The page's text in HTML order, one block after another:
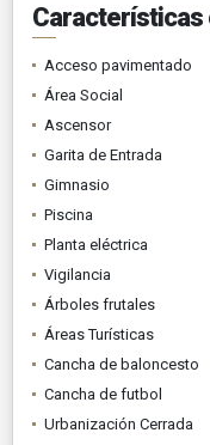
Características
Acceso pavimentado
Área Social
Ascensor
Garita de Entrada
Gimnasio
Piscina
Planta eléctrica
Vigilancia
Árboles frutales
Áreas Turísticas
Cancha de baloncesto
Cancha de futbol
Urbanización Cerrada